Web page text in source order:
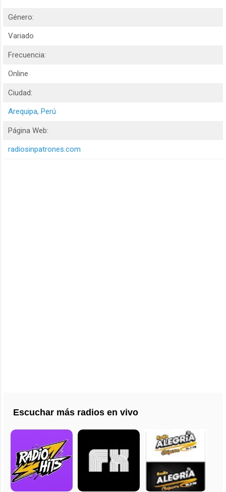
Género:
Variado
Frecuencia:
Online
Ciudad:
Arequipa, Perú
Página Web:
radiosinpatrones.com
Escuchar más radios en vivo